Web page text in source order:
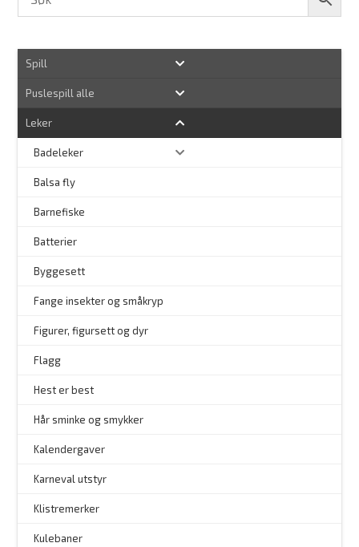
Spill
Puslespill alle
Leker
Badeleker
Balsa fly
Barnefiske
Batterier
Byggesett
Fange insekter og småkryp
Figurer, figursett og dyr
Flagg
Hest er best
Hår sminke og smykker
Kalendergaver
Karneval utstyr
Klistremerker
Kulebaner